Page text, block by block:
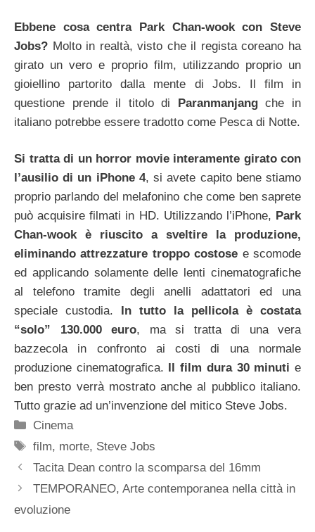
Ebbene cosa centra Park Chan-wook con Steve
Jobs? Molto in realtà, visto che il regista coreano ha
girato un vero e proprio film, utilizzando proprio un
gioiellino partorito dalla mente di Jobs. Il film in
questione prende il titolo di Paranmanjangche in
italiano potrebbe essere tradotto come Pesca di Notte.
Si tratta di un horror movie interamente girato con
l’ausilio di un iPhone 4, si avete capito bene stiamo
proprio parlando del melafonino che come ben saprete
può acquisire filmati in HD. Utilizzando l’iPhone, Park
Chan-wook è riuscito a sveltire la produzione,
eliminando attrezzature troppo costose e scomode
ed applicando solamente delle lenti cinematografiche
al telefono tramite degli anelli adattatori ed una
speciale custodia. In tutto la pellicola è costata
“solo” 130.000 euro, ma si tratta di una vera
bazzecola in confronto ai costi di una normale
produzione cinematografica. Il film dura 30 minuti e
ben presto verrà mostrato anche al pubblico italiano.
Tutto grazie ad un’invenzione del mitico Steve Jobs.
Categorie
Cinema
Tag
film, morte, Steve Jobs
Tacita Dean contro la scomparsa del 16mm
TEMPORANEO, Arte contemporanea nella città in
evoluzione